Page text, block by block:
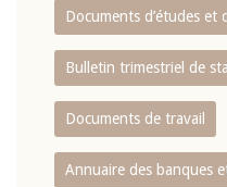
Documents d’études et
Bulletin trimestriel de
Documents de travail
Annuaire des banques